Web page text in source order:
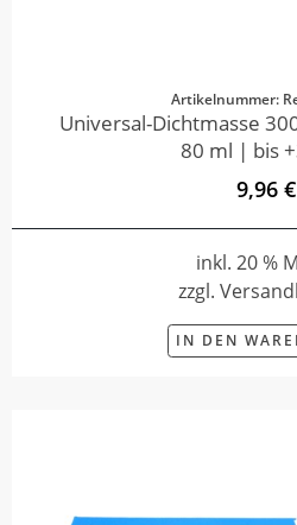
Artikelnummer:
Universal-Dichtmasse
80 ml | bis
9,96 €
inkl. 20 %
zzgl.
IN DEN